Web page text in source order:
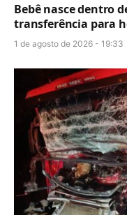
Bebê nasce dentro
transferência para
1 de agosto de 2026 - 19:33